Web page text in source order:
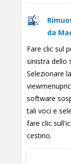
da
Fare clic sul
sinistra dello
Selezionare
software
tali voci e
fare clic
cestino.